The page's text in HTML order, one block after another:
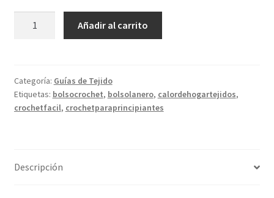
Bolso
Lanero
cantidad
Añadir al carrito
Categoría: Guías de Tejido
Etiquetas: bolsocrochet, bolsolanero, calordehogartejidos,
crochetfacil, crochetparaprincipiantes
Descripción